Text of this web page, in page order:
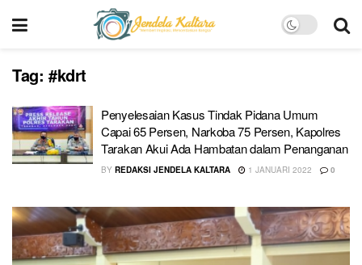
Tag: #kdrt
Penyelesaian Kasus Tindak Pidana Umum
Capai 65 Persen, Narkoba 75 Persen, Kapolres
Tarakan Akui Ada Hambatan dalam Penanganan
BY REDAKSI JENDELA KALTARA 1 JANUARI 2022 0